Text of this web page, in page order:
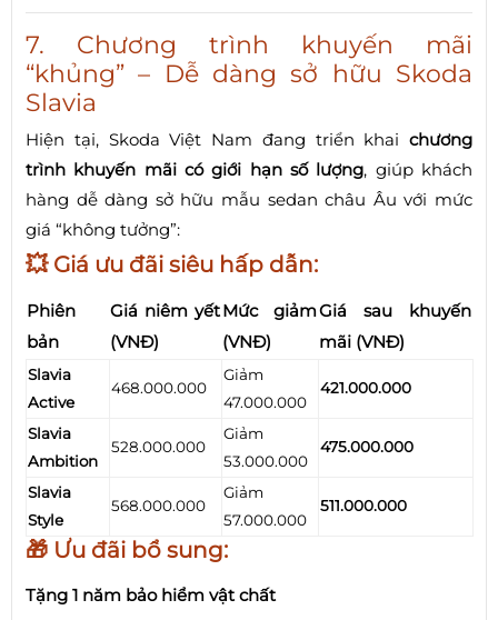
7. Chương trình khuyến mãi
“khủng” – Dễ dàng sở hữu Skoda
Slavia
Hiện tại, Skoda Việt Nam đang triển khai chương
trình khuyến mãi có giới hạn số lượng, giúp khách
hàng dễ dàng sở hữu mẫu sedan châu Âu với mức
giá “không tưởng”:
💥 Giá ưu đãi siêu hấp dẫn:
Phiên
bản
Giá niêm yết
(VNĐ)
Mức giảm
(VNĐ)
Giá sau khuyến
mãi (VNĐ)
Slavia
Active
468.000.000
Giảm
47.000.000
421.000.000
Slavia
Ambition
528.000.000
Giảm
53.000.000
475.000.000
Slavia
Style
568.000.000
Giảm
57.000.000
511.000.000
🎁 Ưu đãi bổ sung:
Tặng 1 năm bảo hiểm vật chất